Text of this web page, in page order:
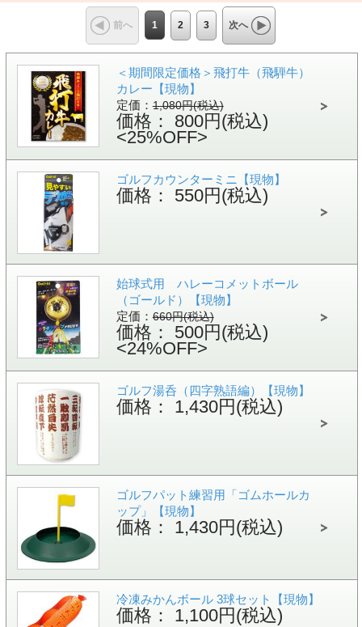
前へ 1 2 3 次へ
＜期間限定価格＞飛打牛（飛騨牛）
カレー【現物】
定価：1,080円(税込)
価格： 800円(税込)
<25%OFF>
ゴルフカウンターミニ【現物】
価格： 550円(税込)
始球式用 ハレーコメットボール
（ゴールド）【現物】
定価：660円(税込)
価格： 500円(税込)
<24%OFF>
ゴルフ湯呑（四字熟語編）【現物】
価格： 1,430円(税込)
ゴルフパット練習用「ゴムホールカ
ップ」【現物】
価格： 1,430円(税込)
冷凍みかんボール 3球セット【現物】
価格： 1,100円(税込)